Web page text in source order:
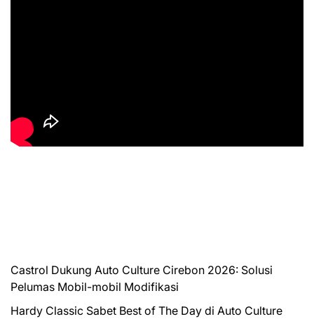
Castrol Dukung Auto Culture Cirebon 2026: Solusi
Pelumas Mobil-mobil Modifikasi
Hardy Classic Sabet Best of The Day di Auto Culture